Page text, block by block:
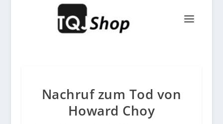
Nachruf zum Tod von
Howard Choy